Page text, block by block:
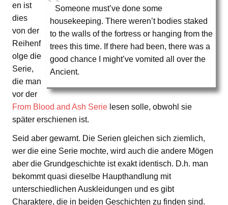
Someone must’ve done some
housekeeping. There weren’t bodies staked
to the walls of the fortress or hanging from the
trees this time. If there had been, there was a
good chance I might’ve vomited all over the
Ancient.
en ist
dies
von der
Reihenf
olge die
Serie,
die man
vor der
From Blood and Ash Serie lesen solle, obwohl sie
später erschienen ist.
Seid aber gewarnt. Die Serien gleichen sich ziemlich,
wer die eine Serie mochte, wird auch die andere Mögen
aber die Grundgeschichte ist exakt identisch. D.h. man
bekommt quasi dieselbe Haupthandlung mit
unterschiedlichen Auskleidungen und es gibt
Charaktere, die in beiden Geschichten zu finden sind.